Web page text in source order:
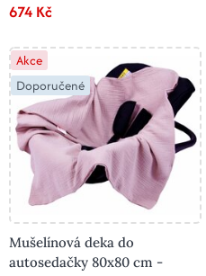
674 Kč
Akce
Doporučené
Mušelínová deka do
autosedačky 80x80 cm -